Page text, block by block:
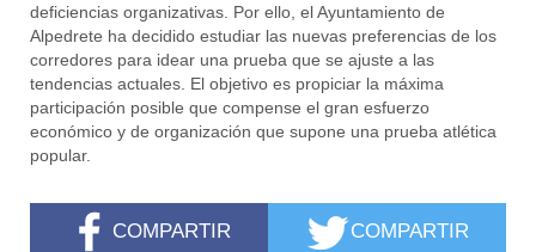
deficiencias organizativas. Por ello, el Ayuntamiento de
Alpedrete ha decidido estudiar las nuevas preferencias de los
corredores para idear una prueba que se ajuste a las
tendencias actuales. El objetivo es propiciar la máxima
participación posible que compense el gran esfuerzo
económico y de organización que supone una prueba atlética
popular.
COMPARTIR COMPARTIR